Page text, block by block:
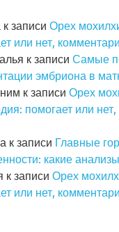
к записи Орех
или нет,
к записи Самые
эмбриона в
к записи Орех
помогает или
к записи Главные
какие
к записи Орех
или нет,